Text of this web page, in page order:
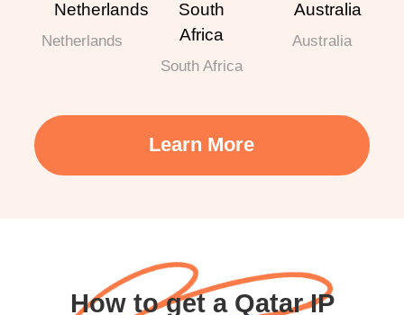
Netherlands
South Africa
Australia
Learn More
How to get a Qatar IP